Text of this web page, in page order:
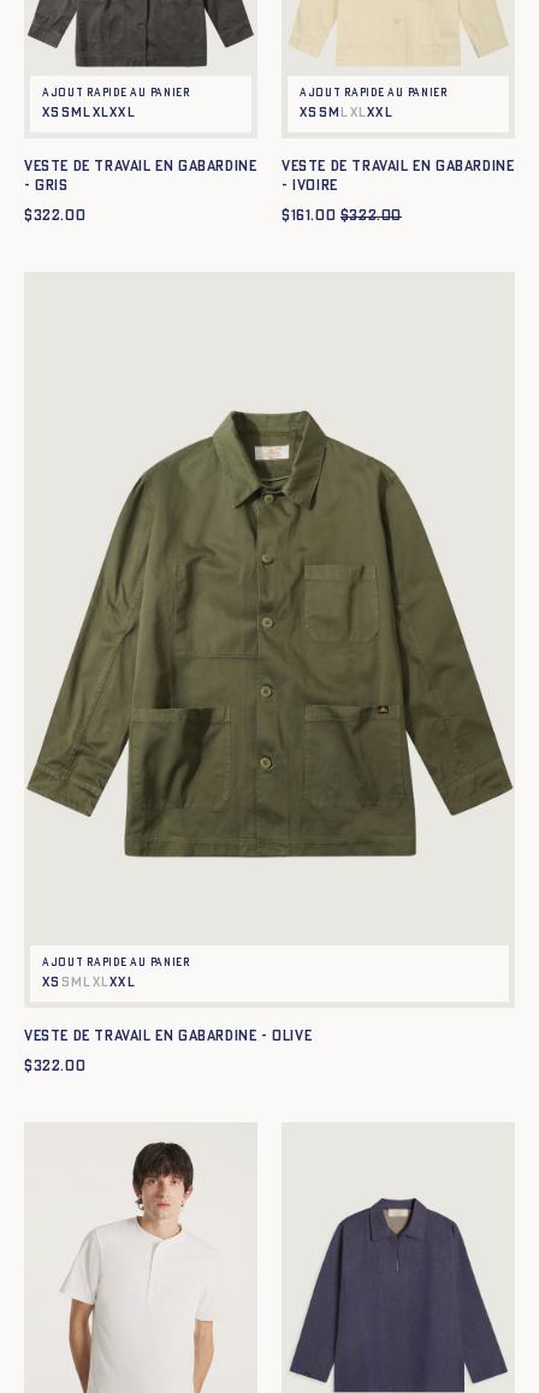
Ajout rapide au panier
XS S M L XLXXL
Veste de travail en gabardine
- GRIS
$322.00
Ajout rapide au panier
XS S M XLXXL
Veste de travail en gabardine
- IVOIRE
$161.00 $322.00
Ajout rapide au panier
XS S M XLXXL
Veste de travail en gabardine - OLIVE
$322.00